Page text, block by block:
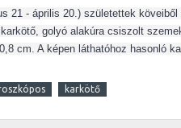
21 - április 20.) születettek
golyó alakúra csiszolt
cm. A képen láthatóhoz hasonló
karkötő